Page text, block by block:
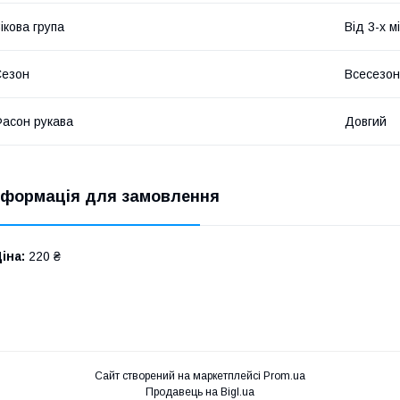
група Від 3-х
рукава Довгий
для замовлення
220 ₴
Сайт створений на маркетплейсі Prom.ua
Продавець на Bigl.ua